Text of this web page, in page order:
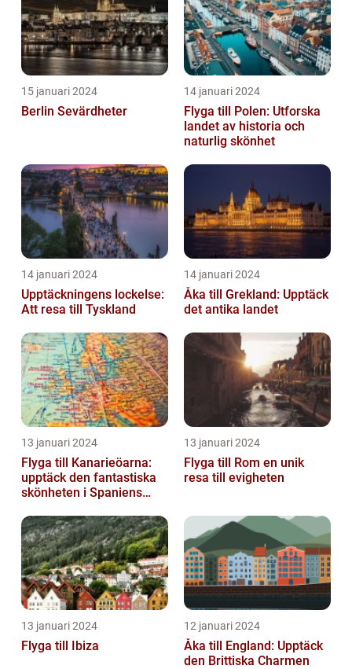
15 januari 2024
Berlin Sevärdheter
14 januari 2024
Flyga till Polen: Utforska
landet av historia och
naturlig skönhet
14 januari 2024
Upptäckningens lockelse:
Att resa till Tyskland
14 januari 2024
Åka till Grekland: Upptäck
det antika landet
13 januari 2024
Flyga till Kanarieöarna:
upptäck den fantastiska
skönheten i Spaniens
13 januari 2024
Flyga till Rom en unik
resa till evigheten
13 januari 2024
Flyga till Ibiza
12 januari 2024
Åka till England: Upptäck
den Brittiska Charmen